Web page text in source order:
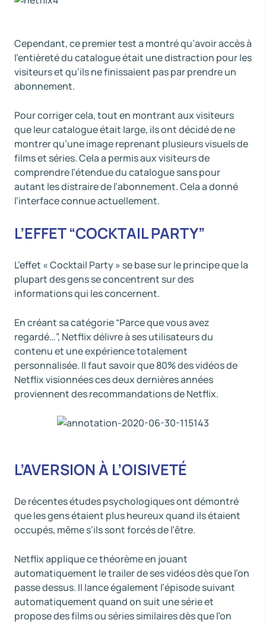
Cependant, ce premier test a montré qu’avoir accès à
l’entièreté du catalogue était une distraction pour les
visiteurs et qu’ils ne finissaient pas par prendre un
abonnement.
Pour corriger cela, tout en montrant aux visiteurs
que leur catalogue était large, ils ont décidé de ne
montrer qu’une image reprenant plusieurs visuels de
films et séries. Cela a permis aux visiteurs de
comprendre l’étendue du catalogue sans pour
autant les distraire de l’abonnement. Cela a donné
l’interface connue actuellement.
L’EFFET “COCKTAIL PARTY”
L’effet « Cocktail Party » se base sur le principe que la
plupart des gens se concentrent sur des
informations qui les concernent.
En créant sa catégorie “Parce que vous avez
regardé…”, Netflix délivre à ses utilisateurs du
contenu et une expérience totalement
personnalisée. Il faut savoir que 80% des vidéos de
Netflix visionnées ces deux dernières années
proviennent des recommandations de Netflix.
L’AVERSION À L’OISIVETÉ
De récentes études psychologiques ont démontré
que les gens étaient plus heureux quand ils étaient
occupés, même s’ils sont forcés de l’être.
Netflix applique ce théorème en jouant
automatiquement le trailer de ses vidéos dès que l’on
passe dessus. Il lance également l’épisode suivant
automatiquement quand on suit une série et
propose des films ou séries similaires dès que l’on